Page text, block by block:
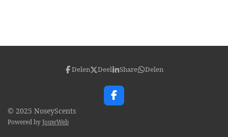
Delen Deel Share Delen
F
a
© 2025 NoseyScents
Powered by JouwWeb